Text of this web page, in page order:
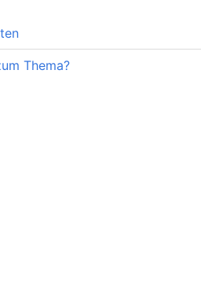
Thema?